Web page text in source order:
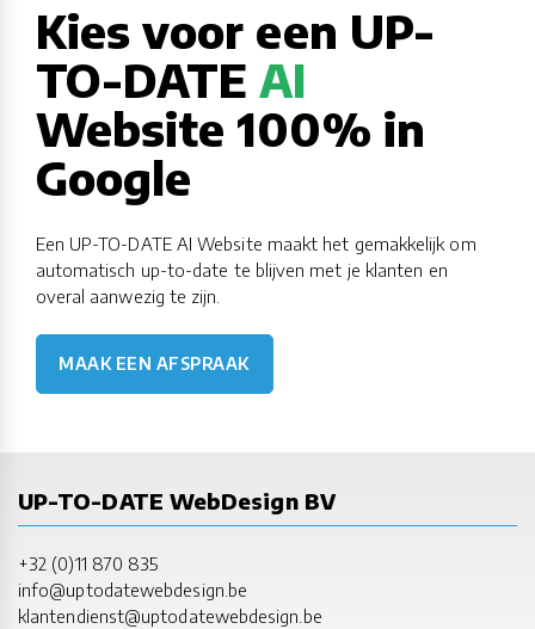
Kies voor een UP-
TO-DATE AI
Website 100% in
Google
Een UP-TO-DATE AI Website maakt het gemakkelijk om
automatisch up-to-date te blijven met je klanten en
overal aanwezig te zijn.
MAAK EEN AFSPRAAK
UP-TO-DATE WebDesign BV
+32 (0)11 870 835
info@uptodatewebdesign.be
klantendienst@uptodatewebdesign.be